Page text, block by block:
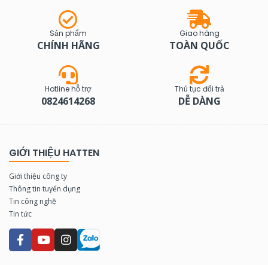
Sản phẩm
CHÍNH HÃNG
Giao hàng
TOÀN QUỐC
Hotline hỗ trợ
0824614268
Thủ tục đổi trả
DỄ DÀNG
GIỚI THIỆU HATTEN
Giới thiệu công ty
Thông tin tuyển dụng
Tin công nghệ
Tin tức